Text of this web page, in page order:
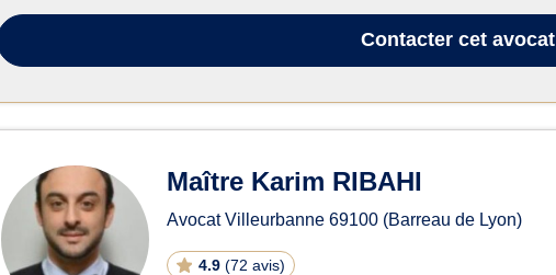
Contacter cet avocat
Maître Karim RIBAHI
Avocat Villeurbanne 69100 (Barreau de Lyon)
4.9 (72 avis)